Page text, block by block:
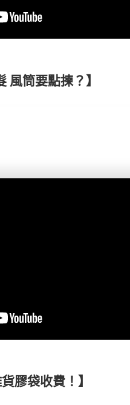
風筒要點揀？】
膠袋收費！】